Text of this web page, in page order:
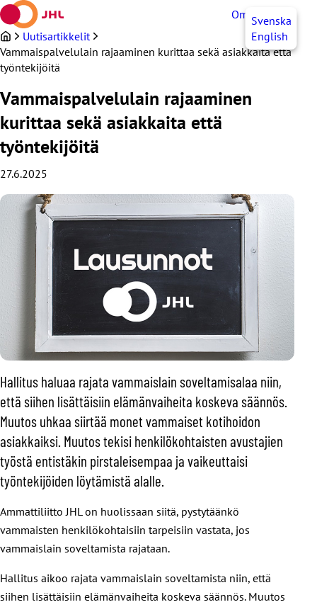
Siirry
sisältöön
OmaJHLSvenska
English
Uutisartikkelit
Vammaispalvelulain rajaaminen kurittaa sekä asiakkaita että
työntekijöitä
Vammaispalvelulain rajaaminen
kurittaa sekä asiakkaita että
työntekijöitä
27.6.2025
Hallitus haluaa rajata vammaislain soveltamisalaa niin,
että siihen lisättäisiin elämänvaiheita koskeva säännös.
Muutos uhkaa siirtää monet vammaiset kotihoidon
asiakkaiksi. Muutos tekisi henkilökohtaisten avustajien
työstä entistäkin pirstaleisempaa ja vaikeuttaisi
työntekijöiden löytämistä alalle.
Ammattiliitto JHL on huolissaan siitä, pystytäänkö
vammaisten henkilökohtaisiin tarpeisiin vastata, jos
vammaislain soveltamista rajataan.
Hallitus aikoo rajata vammaislain soveltamista niin, että
siihen lisättäisiin elämänvaiheita koskeva säännös. Muutos